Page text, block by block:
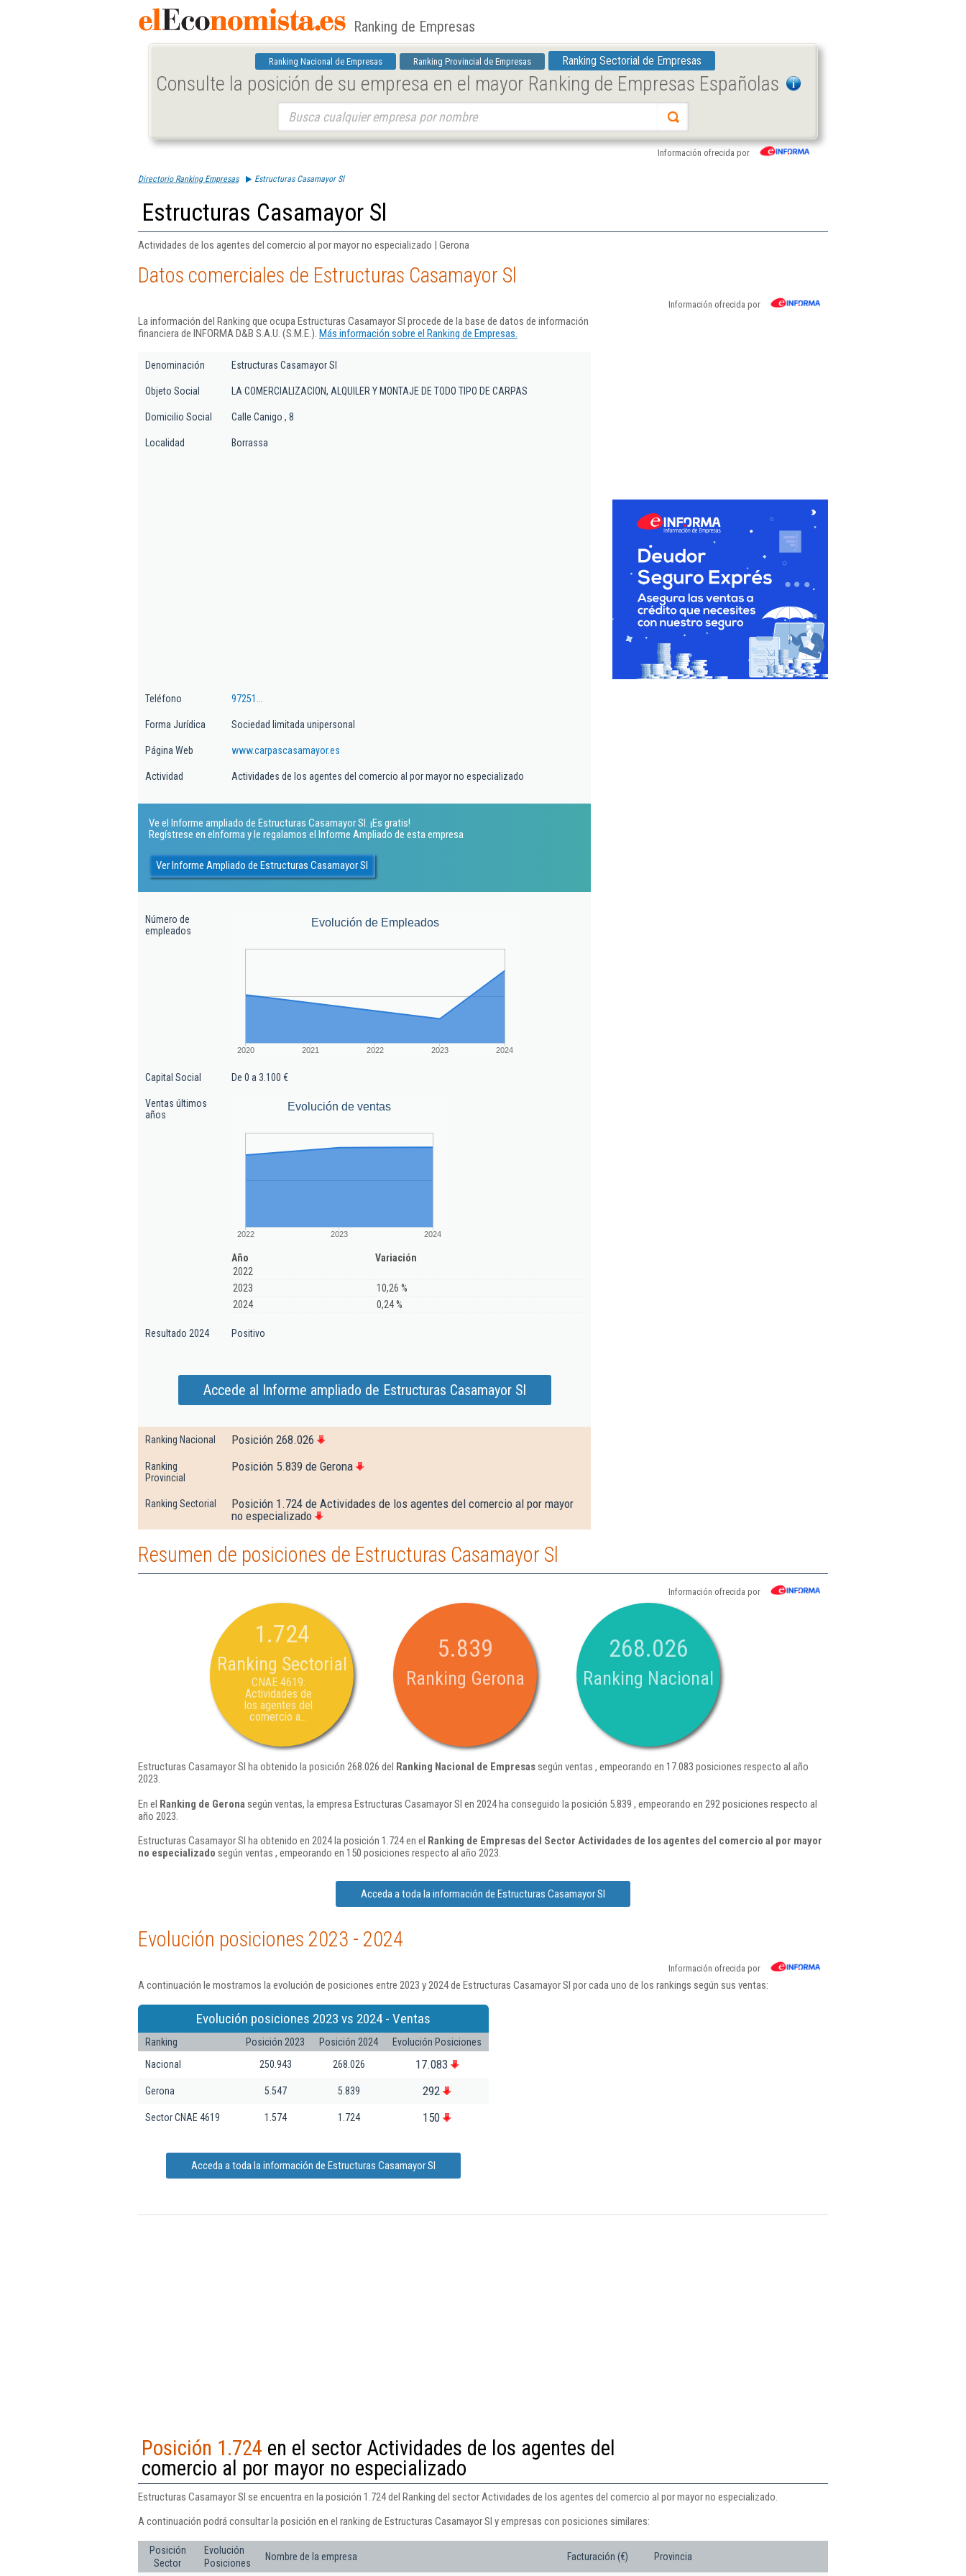
Ranking de Empresas
Ranking Nacional de Empresas Ranking Provincial de Empresas Ranking Sectorial de Empresas
Consulte la posición de su empresa en el mayor Ranking de Empresas Españolas
Información ofrecida por
Directorio Ranking Empresas Estructuras Casamayor Sl
Estructuras Casamayor Sl
Actividades de los agentes del comercio al por mayor no especializado | Gerona
Datos comerciales de Estructuras Casamayor Sl
Información ofrecida por
La información del Ranking que ocupa Estructuras Casamayor Sl procede de la base de datos de información
financiera de INFORMA D&B S.A.U. (S.M.E.). Más información sobre el Ranking de Empresas.
Denominación Estructuras Casamayor Sl
Objeto Social LA COMERCIALIZACION, ALQUILER Y MONTAJE DE TODO TIPO DE CARPAS
Domicilio Social Calle Canigo , 8
Localidad Borrassa
Teléfono 97251...
Forma Jurídica Sociedad limitada unipersonal
Página Web www.carpascasamayor.es
Actividad Actividades de los agentes del comercio al por mayor no especializado
Ve el Informe ampliado de Estructuras Casamayor Sl. ¡Es gratis!
Regístrese en eInforma y le regalamos el Informe Ampliado de esta empresa
Ver Informe Ampliado de Estructuras Casamayor Sl
Número de
empleados
Evolución de Empleados
2020 2021 2022 2023 2024
Capital Social De 0 a 3.100 €
Ventas últimos
años
Evolución de ventas
2022 2023 2024
Año
Variación
2022
2023
10,26 %
2024
0,24 %
Resultado 2024 Positivo
Accede al Informe ampliado de Estructuras Casamayor Sl
Ranking Nacional Posición 268.026
Ranking
Provincial
Posición 5.839 de Gerona
Ranking Sectorial
Posición 1.724 de Actividades de los agentes del comercio al por mayor
no especializado
Resumen de posiciones de Estructuras Casamayor Sl
Información ofrecida por
1.724
Ranking Sectorial
CNAE 4619:
Actividades de
los agentes del
comercio a...
5.839
Ranking Gerona
268.026
Ranking Nacional
Estructuras Casamayor Sl ha obtenido la posición 268.026 del Ranking Nacional de Empresassegún ventas , empeorando en 17.083 posiciones respecto al año
2023.
En el Ranking de Gerona según ventas, la empresa Estructuras Casamayor Sl en 2024 ha conseguido la posición 5.839 , empeorando en 292 posiciones respecto al
año 2023.
Estructuras Casamayor Sl ha obtenido en 2024 la posición 1.724 en el Ranking de Empresas del Sector Actividades de los agentes del comercio al por mayor
no especializado según ventas , empeorando en 150 posiciones respecto al año 2023.
Acceda a toda la información de Estructuras Casamayor Sl
Evolución posiciones 2023 - 2024
Información ofrecida por
A continuación le mostramos la evolución de posiciones entre 2023 y 2024 de Estructuras Casamayor Sl por cada uno de los rankings según sus ventas:
Evolución posiciones 2023 vs 2024 - Ventas
Ranking Posición 2023 Posición 2024
Evolución Posiciones
Nacional
250.943 268.026 17.083
Gerona 5.547 5.839 292
Sector CNAE 4619 1.574 1.724 150
Acceda a toda la información de Estructuras Casamayor Sl
Posición 1.724 en el sector Actividades de los agentes del
comercio al por mayor no especializado
Estructuras Casamayor Sl se encuentra en la posición 1.724 del Ranking del sector Actividades de los agentes del comercio al por mayor no especializado.
A continuación podrá consultar la posición en el ranking de Estructuras Casamayor Sl y empresas con posiciones similares:
Posición
Sector
Evolución
Posiciones
Nombre de la empresa Facturación (€) Provincia